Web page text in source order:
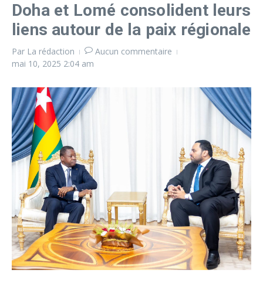
Doha et Lomé consolident leurs
liens autour de la paix régionale
Par La rédaction
Aucun commentaire
mai 10, 2025 2:04 am